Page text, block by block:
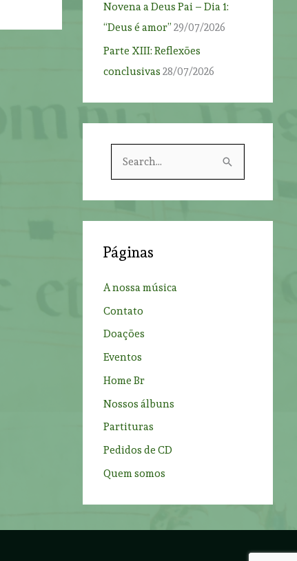
Novena a Deus Pai – Dia 1:
“Deus é amor” 29/07/2026
Parte XIII: Reflexões
conclusivas 28/07/2026
h
:
Páginas
A nossa música
Contato
Doações
Eventos
Home Br
Nossos álbuns
Partituras
Pedidos de CD
Quem somos